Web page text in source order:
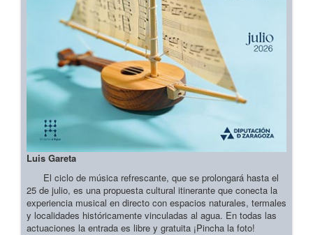
Luis Gareta
El ciclo de música refrescante, que se prolongará hasta el
25 de julio, es una propuesta cultural itinerante que conecta la
experiencia musical en directo con espacios naturales, termales
y localidades históricamente vinculadas al agua. En todas las
actuaciones la entrada es libre y gratuita ¡Pincha la foto!